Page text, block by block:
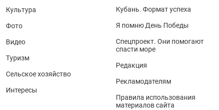
Культура
Фото
Видео
Туризм
Сельское хозяйство
Интересы
Кубань. Формат успеха
Я помню День Победы
Спецпроект. Они помогают
спасти море
Редакция
Рекламодателям
Правила использования
материалов сайта